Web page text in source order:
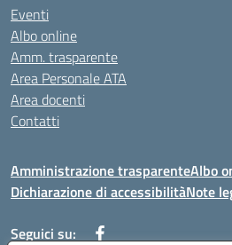
Eventi
Albo online
Amm. trasparente
Area Personale ATA
Area docenti
Contatti
Amministrazione trasparenteAlbo
Dichiarazione di accessibilitàNote
Seguici su: